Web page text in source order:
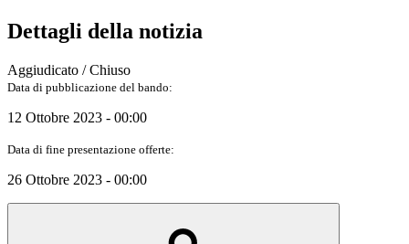
Dettagli della notizia
Aggiudicato / Chiuso
Data di pubblicazione del bando:
12 Ottobre 2023 - 00:00
Data di fine presentazione offerte:
26 Ottobre 2023 - 00:00